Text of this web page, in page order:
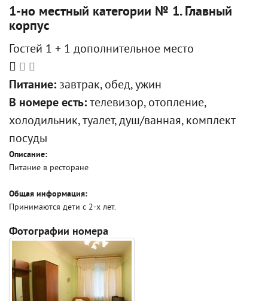
1-но местный категории № 1. Главный
корпус
Гостей 1 + 1 дополнительное место
Питание: завтрак, обед, ужин
В номере есть: телевизор, отопление,
холодильник, туалет, душ/ванная, комплект
посуды
Описание:
Питание в ресторане
Общая информация:
Принимаются дети с 2-х лет.
Фотографии номера